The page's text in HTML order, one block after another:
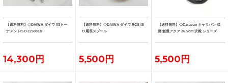
【送料無料】◇DAIWA ダイワ 03トー
ナメントISO Z2500LB
14,300円
【送料無料】◇DAIWA ダイワ RCS IS
O 尾長スプール
5,500円
【送料無料】◇Caravan キャラバン 渓
流 飯豊アクア 26.5cm 沢靴 シューズ
5,500円